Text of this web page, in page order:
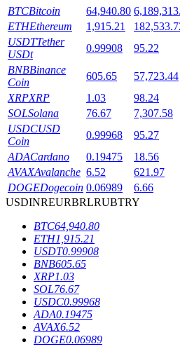
การลงทุนพิเศษสำหรับผู้ถือ
เงินกู้
บริการยืมเงินที่ได้รับการสนับ
ลงทุนอัตโนมัติ
BTCBitcoin 64,940.80
ETHEthereum 1,915.21
USDTTether
USDt
0.99908 95.22
BNBBinance
Coin
605.65 57,723.44
XRPXRP 1.03 98.24
SOLSolana 76.67 7,307.58
USDCUSD
Coin
0.99968 95.27
ADACardano 0.19475 18.56
AVAXAvalanche 6.52 621.97
DOGEDogecoin 0.06989 6.66
USDINREURBRLRUBTRY
BTC64,940.80
ETH1,915.21
USDT0.99908
BNB605.65
XRP1.03
SOL76.67
USDC0.99968
ADA0.19475
AVAX6.52
DOGE0.06989